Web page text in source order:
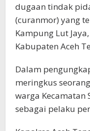
dugaan tindak
(curanmor) yang
Kampung Lut
Kabupaten Aceh
Dalam
meringkus
warga Kecamatan
sebagai pelaku